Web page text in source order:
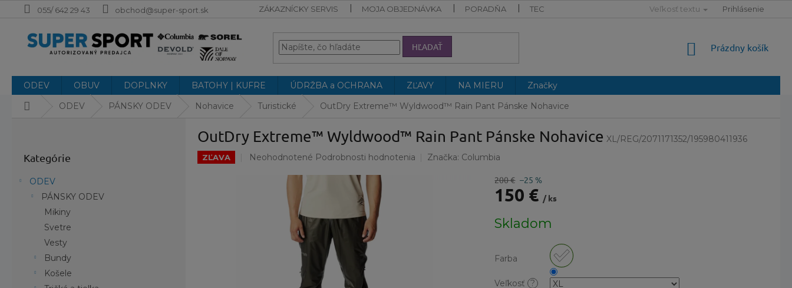
055/ 642 29 43 obchod@super-sport.sk ZÁKAZNÍCKY SERVIS MOJA OBJEDNÁVKA PORADŇA TECHNOLÓGIE SLOVNÍK POJMOV MAPA SERVERU
Veľkosť textu Prihlásenie
HĽADAŤ
NÁKUPNÝ
Prázdny košík
ODEV OBUV DOPLNKY BATOHY | KUFRE ÚDRŽBA a OCHRANA ZĽAVY NA MIERU
Značky
DomovODEV PÁNSKY ODEV Nohavice Turistické OutDry Extreme™ Wyldwood™ Rain Pant Pánske Nohavice
kategórie
Kategórie
ODEV
PÁNSKY ODEV
Mikiny
Svetre
Vesty
Bundy
Košele
OutDry Extreme™ Wyldwood™ Rain Pant Pánske Nohavice XL/REG/2071171352/195980411936
ZĽAVA
Priemerné
hviezdičiek.
Neohodnotené Podrobnosti hodnotenia Značka: Columbia
200 € –25 %
150 € / ks
cena:
Skladom
Farba
Veľkosť ?